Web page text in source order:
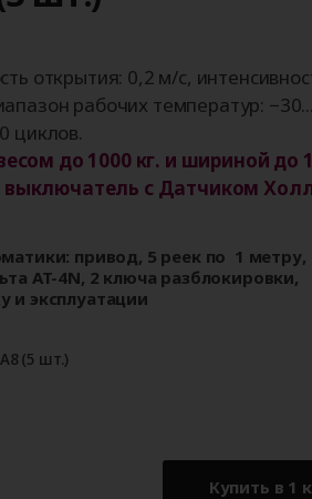
для
открытия: 0,2 м/с,
рабочих температур:
циклов.
до 1000 кг. и шириной до
с Датчиком
привод, 5 реек по 1 метру,
AT-4N, 2 ключа разблокировки,
и эксплуатации
(5 шт.)
Купить в 1